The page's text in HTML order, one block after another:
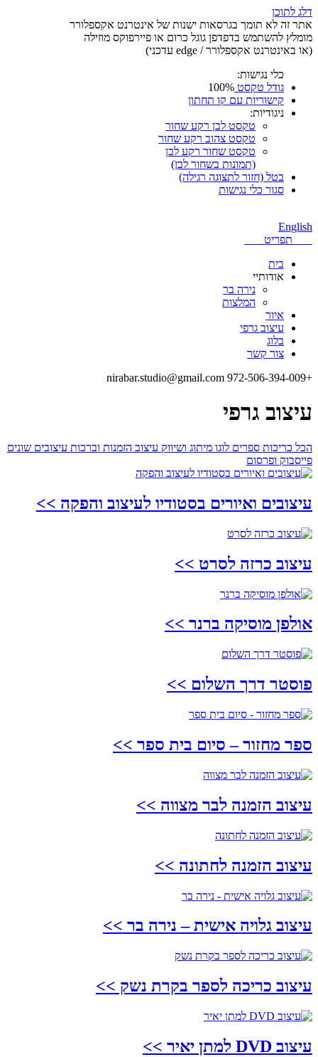
דלג לתוכן
אתר זה לא תומך בגרסאות ישנות של אינטרנט אקספלורר
מומלץ להשתמש בדפדפן גוגל כרום או פיירפוקס מוזילה
(או באינטרנט אקספלורר / edge עדכני)
כלי נגישות:
גודל טקסט 100%
קישוריות עם קו תחתון
ניגודיות:
טקסט לבן רקע שחור
טקסט צהוב רקע שחור
טקסט שחור רקע לבן
(תמונות בשחור לבן)
בטל (חזור לתצוגה רגילה)
סגור כלי נגישות
English
תפריט
בית
אודותיי
נירה בר
המלצות
איור
עיצוב גרפי
בלוג
צור קשר
+972-506-394-009
nirabar.studio@gmail.com
עיצוב גרפי
הכל כריכות ספרים לוגו מיתוג ושיווק עיצוב הזמנות וברכות עיצובים שונים
פייסבוק ופרסום
עיצובים ואיורים בסטודיו לעיצוב והפקה >>
עיצוב כרזה לסרט >>
אולפן מוסיקה ברנר >>
פוסטר דרך השלום >>
ספר מחזור – סיום בית ספר >>
עיצוב הזמנה לבר מצווה >>
עיצוב הזמנה לחתונה >>
עיצוב גלויה אישית – נירה בר >>
עיצוב כריכה לספר בקרת נשק >>
עיצוב DVD למתן יאיר >>